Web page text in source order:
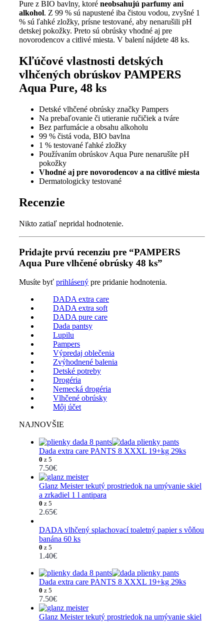
Pure z BIO bavlny, ktoré neobsahujú parfumy ani
alkohol. Z 99 % sú napustené iba čistou vodou, zvyšné 1
% sú ľahké zložky, prísne testované, aby nenarušili pH
detskej pokožky. Preto sú obrúsky vhodné aj pre
novorodencov a citlivé miesta. V balení nájdete 48 ks.
Kľúčové vlastnosti detských
vlhčených obrúskov PAMPERS
Aqua Pure, 48 ks
Detské vlhčené obrúsky značky Pampers
Na prebaľovanie či utieranie ručičiek a tváre
Bez parfumácie a obsahu alkoholu
99 % čistá voda, BIO bavlna
1 % testované ľahké zložky
Používaním obrúskov Aqua Pure nenarušíte pH
pokožky
Vhodné aj pre novorodencov a na citlivé miesta
Dermatologicky testované
Recenzie
Nikto zatiaľ nepridal hodnotenie.
Pridajte prvú recenziu pre “PAMPERS
Aqua Pure vlhčené obrúsky 48 ks”
Musíte byť prihlásený pre pridanie hodnotenia.
DADA extra care
DADA extra soft
DADA pure care
Dada pantsy
Lupilu
Pampers
Výpredaj oblečenia
Zvýhodnené balenia
Detské potreby
Drogéria
Nemecká drogéria
Vlhčené obrúsky
Môj účet
NAJNOVŠIE
Dada extra care PANTS 8 XXXL 19+kg 29ks
0 z 5
7.50€
Glanz Meister tekutý prostriedok na umývanie skiel
a zrkadiel 1 l antipara
0 z 5
2.65€
DADA vlhčený splachovací toaletný papier s vôňou
banána 60 ks
0 z 5
1.40€
Dada extra care PANTS 8 XXXL 19+kg 29ks
0 z 5
7.50€
Glanz Meister tekutý prostriedok na umývanie skiel